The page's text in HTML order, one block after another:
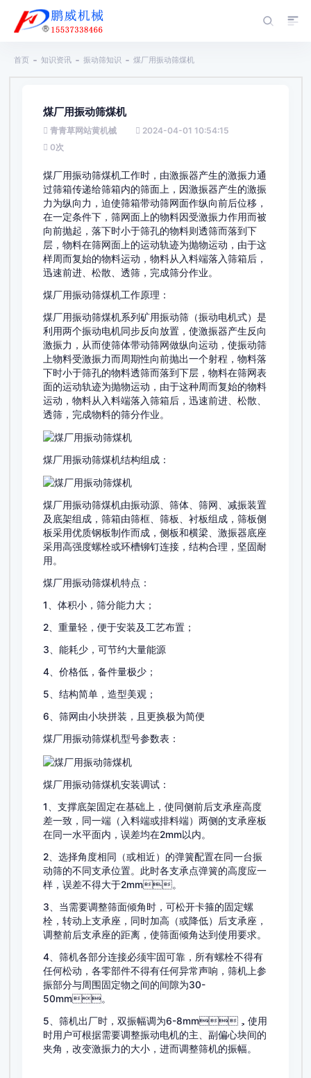
首页 知识资讯 振动筛知识 煤厂用振动筛煤机
煤厂用振动筛煤机
青青草网站黄机械
2024-04-01 10:54:15
0次
煤厂用振动筛煤机工作时，由激振器产生的激振力通
过筛箱传递给筛箱内的筛面上，因激振器产生的激振
力为纵向力，迫使筛箱带动筛网面作纵向前后位移，
在一定条件下，筛网面上的物料因受激振力作用而被
向前抛起，落下时小于筛孔的物料则透筛而落到下
层，物料在筛网面上的运动轨迹为抛物运动，由于这
样周而复始的物料运动，物料从入料端落入筛箱后，
迅速前进、松散、透筛，完成筛分作业。
煤厂用振动筛煤机工作原理：
煤厂用振动筛煤机系列矿用振动筛（振动电机式）是
利用两个振动电机同步反向放置，使激振器产生反向
激振力，从而使筛体带动筛网做纵向运动，使振动筛
上物料受激振力而周期性向前抛出一个射程，物料落
下时小于筛孔的物料透筛而落到下层，物料在筛网表
面的运动轨迹为抛物运动，由于这种周而复始的物料
运动，物料从入料端落入筛箱后，迅速前进、松散、
透筛，完成物料的筛分作业。
煤厂用振动筛煤机结构组成：
煤厂用振动筛煤机由振动源、筛体、筛网、减振装置
及底架组成，筛箱由筛框、筛板、衬板组成，筛板侧
板采用优质钢板制作而成，侧板和横梁、激振器底座
采用高强度螺栓或环槽铆钉连接，结构合理，坚固耐
用。
煤厂用振动筛煤机特点：
1、体积小，筛分能力大；
2、重量轻，便于安装及工艺布置；
3、能耗少，可节约大量能源
4、价格低，备件量极少；
5、结构简单，造型美观；
6、筛网由小块拼装，且更换极为简便
煤厂用振动筛煤机型号参数表：
煤厂用振动筛煤机安装调试：
1、支撑底架固定在基础上，使同侧前后支承座高度
差一致，同一端（入料端或排料端）两侧的支承座板
在同一水平面内，误差均在2mm以内。
2、选择角度相同（或相近）的弹簧配置在同一台振
动筛的不同支承位置。此时各支承点弹簧的高度应一
样，误差不得大于2mm。
3、当需要调整筛面倾角时，可松开卡箍的固定螺
栓，转动上支承座，同时加高（或降低）后支承座，
调整前后支承座的距离，使筛面倾角达到使用要求。
4、筛机各部分连接必须牢固可靠，所有螺栓不得有
任何松动，各零部件不得有任何异常声响，筛机上参
振部分与周围固定物之间的间隙为30-
50mm。
5、筛机出厂时，双振幅调为6-8mm，使用
时用户可根据需要调整振动电机的主、副偏心块间的
夹角，改变激振力的大小，进而调整筛机的振幅。